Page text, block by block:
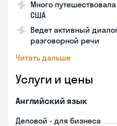
Много
США
Ведет активный
разговорной речи
Читать дальше
Услуги и цены
Английский язык
Деловой - для бизнеса